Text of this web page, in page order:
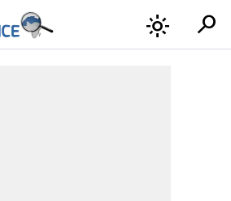
light_mode search